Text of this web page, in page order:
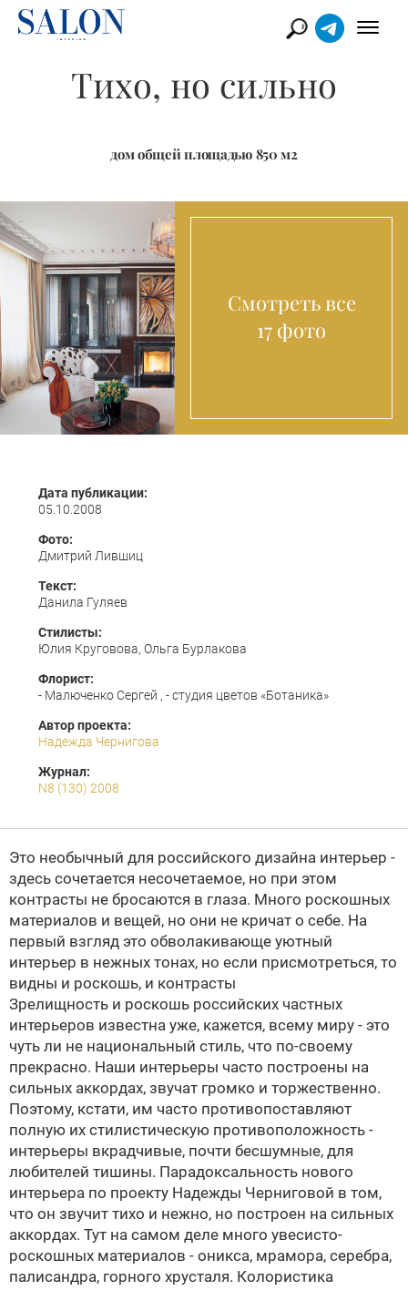
Тихо, но сильно
дом общей площадью 850 м2
Смотреть все
17 фото
Дата публикации:
05.10.2008
Фото:
Дмитрий Лившиц
Текст:
Данила Гуляев
Стилисты:
Юлия Круговова, Ольга Бурлакова
Флорист:
- Малюченко Сергей , - студия цветов «Ботаника»
Автор проекта:
Надежда Чернигова
Журнал:
N8 (130) 2008
Это необычный для российского дизайна интерьер -
здесь сочетается несочетаемое, но при этом
контрасты не бросаются в глаза. Много роскошных
материалов и вещей, но они не кричат о себе. На
первый взгляд это обволакивающе уютный
интерьер в нежных тонах, но если присмотреться, то
видны и роскошь, и контрасты
Зрелищность и роскошь российских частных
интерьеров известна уже, кажется, всему миру - это
чуть ли не национальный стиль, что по-своему
прекрасно. Наши интерьеры часто построены на
сильных аккордах, звучат громко и торжественно.
Поэтому, кстати, им часто противопоставляют
полную их стилистическую противоположность -
интерьеры вкрадчивые, почти бесшумные, для
любителей тишины. Парадоксальность нового
интерьера по проекту Надежды Черниговой в том,
что он звучит тихо и нежно, но построен на сильных
аккордах. Тут на самом деле много увесисто-
роскошных материалов - оникса, мрамора, серебра,
палисандра, горного хрусталя. Колористика